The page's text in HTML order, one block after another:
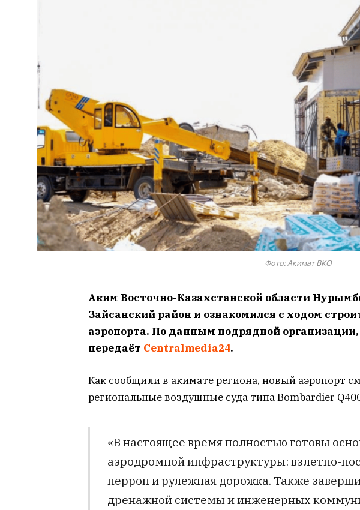
Фото: Акимат ВКО
Аким Восточно-Казахстанской области
Зайсанский район и ознакомился с ходом
аэропорта. По данным подрядной организации,
передаёт Centralmedia24.
Как сообщили в акимате региона, новый аэропорт
региональные воздушные суда типа Bombardier
«В настоящее время полностью готовы
аэродромной инфраструктуры: взлетно-
перрон и рулежная дорожка. Также
дренажной системы и инженерных